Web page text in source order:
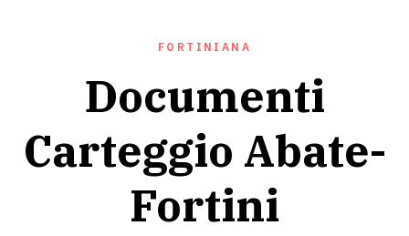
FORTINIANA
Documenti
Carteggio Abate-
Fortini